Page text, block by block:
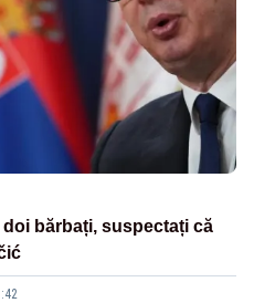
bărbați, suspectați că